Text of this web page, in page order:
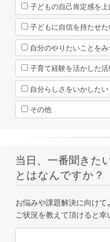
子どもの自己肯定感を上
子どもに自信を持たせた
自分のやりたいことをみ
子育て経験を活かした
自分らしさをいかしたい
その他
当日、一番聞きた
とはなんですか？
お悩みや課題解決に向けて
ご状況を教えて頂けると幸